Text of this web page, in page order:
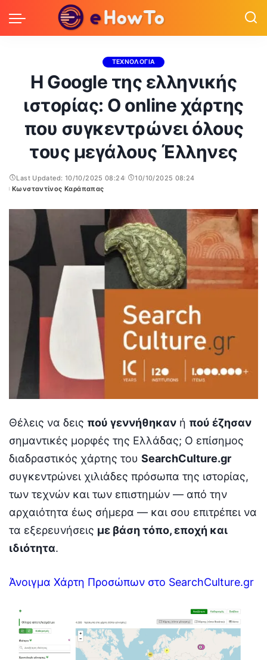
ΤΕΧΝΟΛΟΓΙΑ
Η Google της ελληνικής
ιστορίας: Ο online χάρτης
που συγκεντρώνει όλους
τους μεγάλους Έλληνες
Last Updated: 10/10/2025 08:24
10/10/2025 08:24
Posted
Κωνσταντίνος Καράπαπας
Θέλεις να δεις πού γεννήθηκαν ή πού έζησαν
σημαντικές μορφές της Ελλάδας; Ο επίσημος
διαδραστικός χάρτης του SearchCulture.gr
συγκεντρώνει χιλιάδες πρόσωπα της ιστορίας,
των τεχνών και των επιστημών — από την
αρχαιότητα έως σήμερα — και σου επιτρέπει να
τα εξερευνήσεις με βάση τόπο, εποχή και
ιδιότητα.
Άνοιγμα Χάρτη Προσώπων στο SearchCulture.gr